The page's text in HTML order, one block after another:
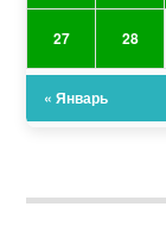
27 28
« Январь